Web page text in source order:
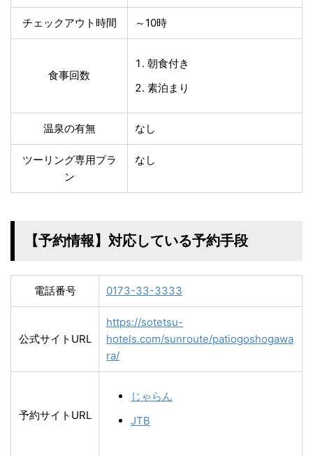
チェックアウト時間 ～10時
食事回数
朝食付き
素泊まり
温泉の有無 なし
ツーリング専用プラ
ン
なし
【予約情報】対応している予約手段
電話番号 0173-33-3333
公式サイトURL
https://sotetsu-
hotels.com/sunroute/patiogoshogawa
ra/
予約サイトURL
じゃらん
JTB